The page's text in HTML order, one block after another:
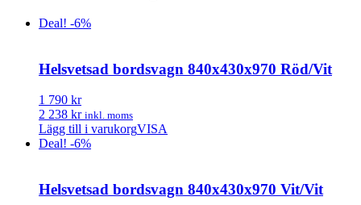
Deal! -6%
Helsvetsad bordsvagn 840x430x970 Röd/Vit
1 790 kr
2 238 kr inkl. moms
Lägg till i varukorgVISA
Deal! -6%
Helsvetsad bordsvagn 840x430x970 Vit/Vit